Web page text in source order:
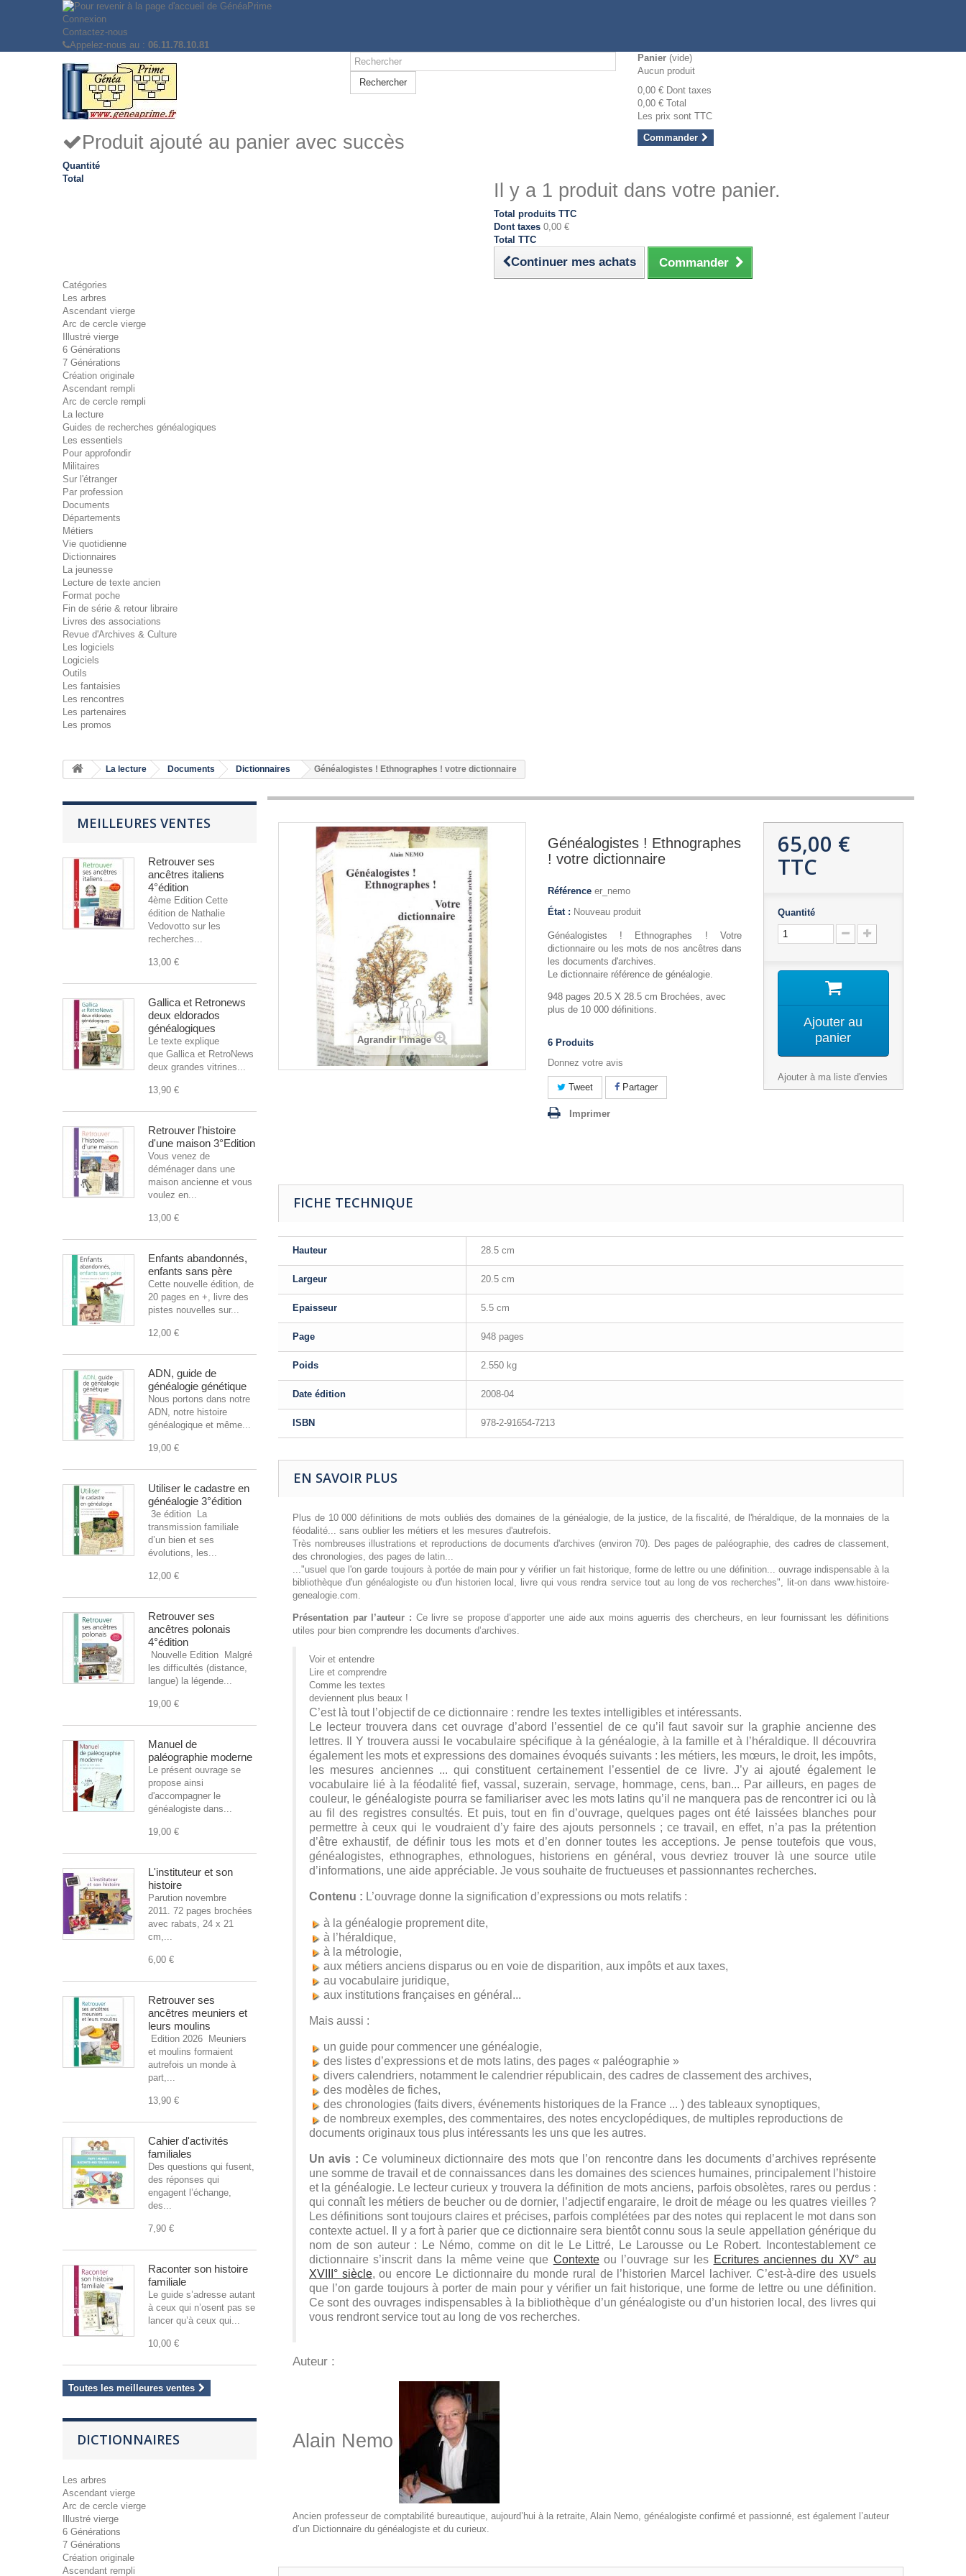
Connexion
Contactez-nous
Appelez-nous au : 06.11.78.10.81
Rechercher
Panier (vide)
Aucun produit
0,00 € Dont taxes
0,00 € Total
Les prix sont TTC
Commander
Produit ajouté au panier avec succès
Quantité
Total
Il y a 1 produit dans votre panier.
Total produits TTC
Dont taxes 0,00 €
Total TTC
Continuer mes achats Commander
Catégories
Les arbres
Ascendant vierge
Arc de cercle vierge
Illustré vierge
6 Générations
7 Générations
Création originale
Ascendant rempli
Arc de cercle rempli
La lecture
Guides de recherches généalogiques
Les essentiels
Pour approfondir
Militaires
Sur l'étranger
Par profession
Documents
Départements
Métiers
Vie quotidienne
Dictionnaires
La jeunesse
Lecture de texte ancien
Format poche
Fin de série & retour libraire
Livres des associations
Revue d'Archives & Culture
Les logiciels
Logiciels
Outils
Les fantaisies
Les rencontres
Les partenaires
Les promos
La lecture Documents Dictionnaires Généalogistes ! Ethnographes ! votre dictionnaire
MEILLEURES VENTES
Retrouver ses
ancêtres italiens
4°édition
4ème Edition Cette
édition de Nathalie
Vedovotto sur les
recherches...
13,00 €
Gallica et Retronews
deux eldorados
généalogiques
Le texte explique
que Gallica et RetroNews sont
deux grandes vitrines...
13,90 €
Retrouver l'histoire
d'une maison 3°Edition
Vous venez de
déménager dans une
maison ancienne et vous
voulez en...
13,00 €
Enfants abandonnés,
enfants sans père
Cette nouvelle édition, de
20 pages en +, livre des
pistes nouvelles sur...
12,00 €
ADN, guide de
généalogie génétique
Nous portons dans notre
ADN, notre histoire
généalogique et même...
19,00 €
Utiliser le cadastre en
généalogie 3°édition
3e édition La
transmission familiale
d’un bien et ses
évolutions, les...
12,00 €
Retrouver ses
ancêtres polonais
4°édition
Nouvelle Edition Malgré
les difficultés (distance,
langue) la légende...
19,00 €
Manuel de
paléographie moderne
Le présent ouvrage se
propose ainsi
d'accompagner le
généalogiste dans...
19,00 €
L'instituteur et son
histoire
Parution novembre
2011. 72 pages brochées
avec rabats, 24 x 21
cm,...
6,00 €
Retrouver ses
ancêtres meuniers et
leurs moulins
Edition 2026 Meuniers
et moulins formaient
autrefois un monde à
part,...
13,90 €
Cahier d'activités
familiales
Des questions qui fusent,
des réponses qui
engagent l’échange,
des...
7,90 €
Raconter son histoire
familiale
Le guide s’adresse autant
à ceux qui n’osent pas se
lancer qu’à ceux qui...
10,00 €
Toutes les meilleures ventes
DICTIONNAIRES
Les arbres
Ascendant vierge
Arc de cercle vierge
Illustré vierge
6 Générations
7 Générations
Création originale
Ascendant rempli
Agrandir l'image
Généalogistes ! Ethnographes
! votre dictionnaire
Référence er_nemo
État : Nouveau produit
Généalogistes ! Ethnographes ! Votre
dictionnaire ou les mots de nos ancêtres dans
les documents d'archives.
Le dictionnaire référence de généalogie.
948 pages 20.5 X 28.5 cm Brochées, avec
plus de 10 000 définitions.
6 Produits
Donnez votre avis
Tweet Partager
Imprimer
65,00 €
TTC
Quantité
Ajouter au
panier
Ajouter à ma liste d'envies
FICHE TECHNIQUE
Hauteur 28.5 cm
Largeur 20.5 cm
Epaisseur 5.5 cm
Page 948 pages
Poids 2.550 kg
Date édition 2008-04
ISBN 978-2-91654-7213
EN SAVOIR PLUS
Plus de 10 000 définitions de mots oubliés des domaines de la généalogie, de la justice, de la fiscalité, de l'héraldique, de la monnaies de la
féodalité... sans oublier les métiers et les mesures d'autrefois.
Très nombreuses illustrations et reproductions de documents d'archives (environ 70). Des pages de paléographie, des cadres de classement,
des chronologies, des pages de latin...
..."usuel que l'on garde toujours à portée de main pour y vérifier un fait historique, forme de lettre ou une définition... ouvrage indispensable à la
bibliothèque d'un généalogiste ou d'un historien local, livre qui vous rendra service tout au long de vos recherches", lit-on dans www.histoire-
genealogie.com.
Présentation par l’auteur : Ce livre se propose d’apporter une aide aux moins aguerris des chercheurs, en leur fournissant les définitions
utiles pour bien comprendre les documents d’archives.
Voir et entendre
Lire et comprendre
Comme les textes
deviennent plus beaux !
C’est là tout l’objectif de ce dictionnaire : rendre les textes intelligibles et intéressants.
Le lecteur trouvera dans cet ouvrage d’abord l’essentiel de ce qu’il faut savoir sur la graphie ancienne des
lettres. Il Y trouvera aussi le vocabulaire spécifique à la généalogie, à la famille et à l’héraldique. Il découvrira
également les mots et expressions des domaines évoqués suivants : les métiers, les mœurs, le droit, les impôts,
les mesures anciennes ... qui constituent certainement l’essentiel de ce livre. J’y ai ajouté également le
vocabulaire lié à la féodalité fief, vassal, suzerain, servage, hommage, cens, ban... Par ailleurs, en pages de
couleur, le généalogiste pourra se familiariser avec les mots latins qu’il ne manquera pas de rencontrer ici ou là
au fil des registres consultés. Et puis, tout en fin d’ouvrage, quelques pages ont été laissées blanches pour
permettre à ceux qui le voudraient d’y faire des ajouts personnels ; ce travail, en effet, n’a pas la prétention
d’être exhaustif, de définir tous les mots et d’en donner toutes les acceptions. Je pense toutefois que vous,
généalogistes, ethnographes, ethnologues, historiens en général, vous devriez trouver là une source utile
d’informations, une aide appréciable. Je vous souhaite de fructueuses et passionnantes recherches.
Contenu : L’ouvrage donne la signification d’expressions ou mots relatifs :
à la généalogie proprement dite,
à l’héraldique,
à la métrologie,
aux métiers anciens disparus ou en voie de disparition, aux impôts et aux taxes,
au vocabulaire juridique,
aux institutions françaises en général...
Mais aussi :
un guide pour commencer une généalogie,
des listes d’expressions et de mots latins, des pages « paléographie »
divers calendriers, notamment le calendrier républicain, des cadres de classement des archives,
des modèles de fiches,
des chronologies (faits divers, événements historiques de la France ... ) des tableaux synoptiques,
de nombreux exemples, des commentaires, des notes encyclopédiques, de multiples reproductions de
documents originaux tous plus intéressants les uns que les autres.
Un avis : Ce volumineux dictionnaire des mots que l’on rencontre dans les documents d’archives représente
une somme de travail et de connaissances dans les domaines des sciences humaines, principalement l’histoire
et la généalogie. Le lecteur curieux y trouvera la définition de mots anciens, parfois obsolètes, rares ou perdus :
qui connaît les métiers de beucher ou de dornier, l’adjectif engaraire, le droit de méage ou les quatres vieilles ?
Les définitions sont toujours claires et précises, parfois complétées par des notes qui replacent le mot dans son
contexte actuel. Il y a fort à parier que ce dictionnaire sera bientôt connu sous la seule appellation générique du
nom de son auteur : Le Némo, comme on dit le Le Littré, Le Larousse ou Le Robert. Incontestablement ce
dictionnaire s’inscrit dans la même veine que Contexteou l’ouvrage sur les Ecritures anciennes du XV° au
XVIII° siècle, ou encore Le dictionnaire du monde rural de l’historien Marcel lachiver. C’est-à-dire des usuels
que l’on garde toujours à porter de main pour y vérifier un fait historique, une forme de lettre ou une définition.
Ce sont des ouvrages indispensables à la bibliothèque d’un généalogiste ou d’un historien local, des livres qui
vous rendront service tout au long de vos recherches.
Auteur :
Alain Nemo
Ancien professeur de comptabilité bureautique, aujourd’hui à la retraite, Alain Nemo, généalogiste confirmé et passionné, est également l’auteur
d’un Dictionnaire du généalogiste et du curieux